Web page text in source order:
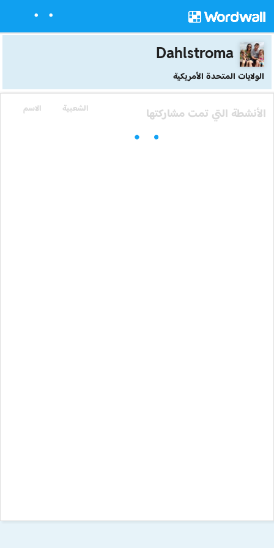
Dahlstroma
الولايات المتحدة الأمريكية
الشعبية الاسم الأنشطة التي تمت مشاركتها